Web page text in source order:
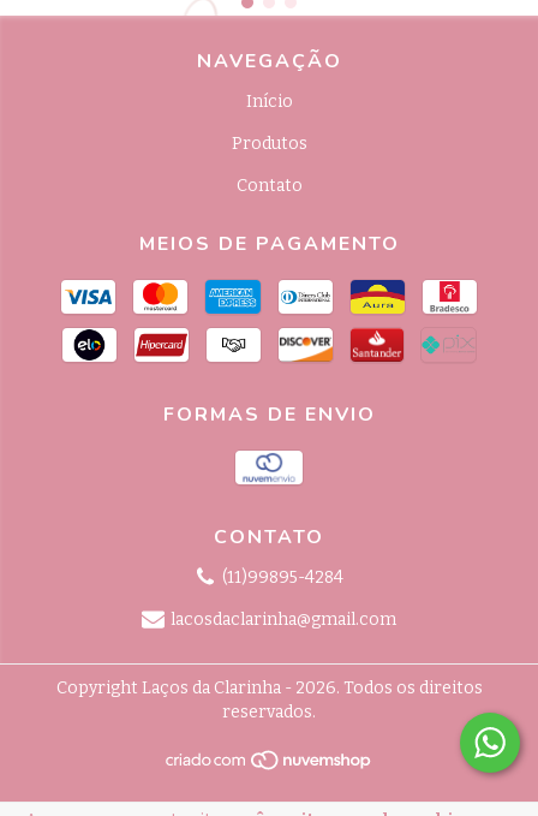
NAVEGAÇÃO
Início
Produtos
Contato
MEIOS DE PAGAMENTO
FORMAS DE ENVIO
CONTATO
(11)99895-4284
lacosdaclarinha@gmail.com
Copyright Laços da Clarinha - 2026. Todos os direitos
reservados.